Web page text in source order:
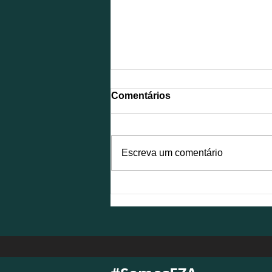
Comentários
Escreva um comentário